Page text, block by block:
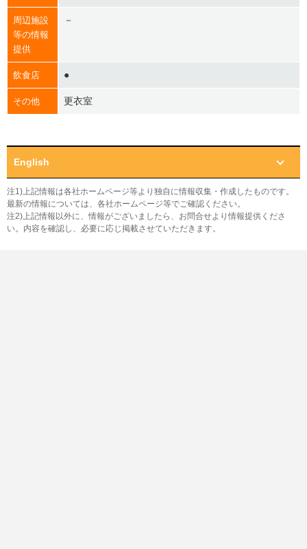
周辺施設
等の情報
提供
－
飲食店 ●
その他 更衣室
English
注1)上記情報は各社ホームページ等より独自に情報収集・作成したものです。
最新の情報については、各社ホームページ等でご確認ください。
注2)上記情報以外に、情報がございましたら、お問合せより情報提供くださ
い。内容を確認し、必要に応じ掲載させていただきます。